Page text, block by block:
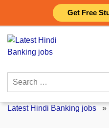
Get Free
content
Search
Latest Hindi Banking jobs »